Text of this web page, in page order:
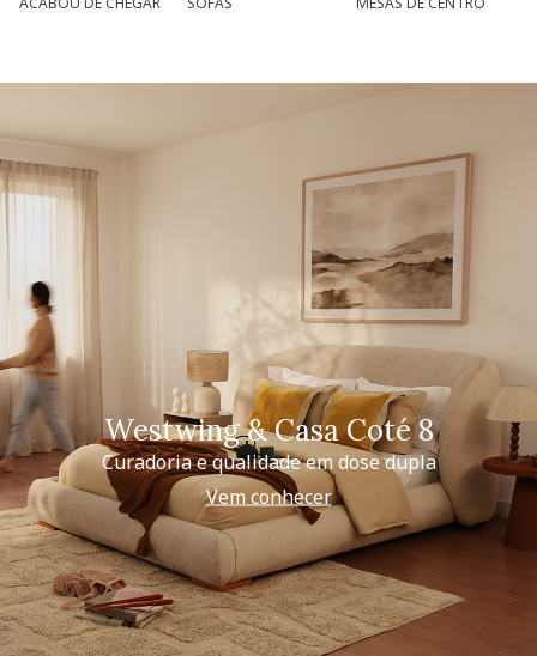
Westwing & Casa Coté 8
Curadoria e qualidade em dose dupla
Vem conhecer